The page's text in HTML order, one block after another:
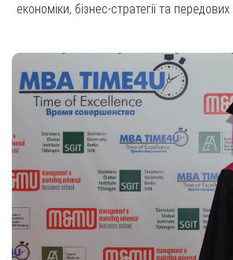
економіки, бізнес-стратегії та передових